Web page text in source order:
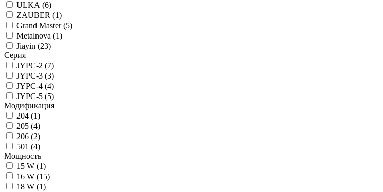
ULKA (6)
ZAUBER (1)
Grand Master (5)
Metalnova (1)
Jiayin (23)
Серия
JYPC-2 (7)
JYPC-3 (3)
JYPC-4 (4)
JYPC-5 (5)
Модификация
204 (1)
205 (4)
206 (2)
501 (4)
Мощность
15 W (1)
16 W (15)
18 W (1)